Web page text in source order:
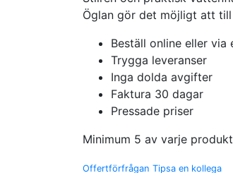
Öglan gör det möjligt att
Beställ online eller via
Trygga leveranser
Inga dolda avgifter
Faktura 30 dagar
Pressade priser
Minimum 5 av varje
Offertförfrågan Tipsa en kollega